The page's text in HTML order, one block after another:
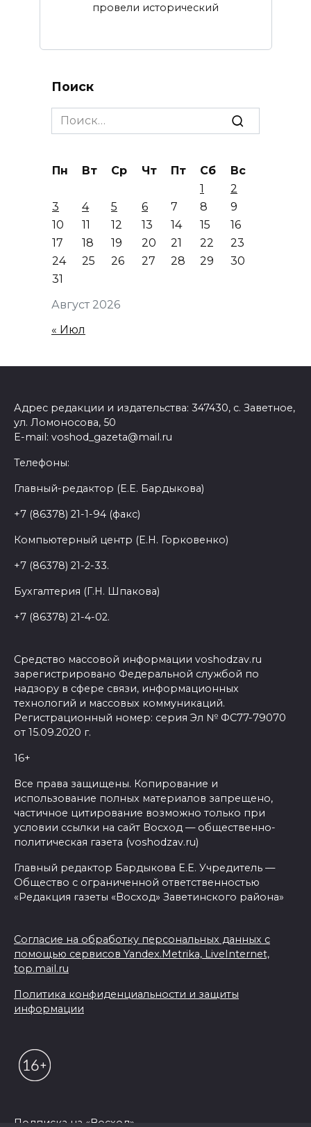
провели исторический
Поиск
Search
for:
Август 2026
Пн Вт Ср Чт Пт Сб
Вс
1
2
3
4 5 6 7 8
9
10
11 12 13 14 15
16
17
18 19 20 21 22
23
24
25 26 27 28 29
30
31
« Июл
Адрес редакции и издательства: 347430, с. Заветное,
ул. Ломоносова, 50
E-mail: voshod_gazeta@mail.ru
Телефоны:
Главный-редактор (Е.Е. Бардыкова)
+7 (86378) 21-1-94 (факс)
Компьютерный центр (Е.Н. Горковенко)
+7 (86378) 21-2-33.
Бухгалтерия (Г.Н. Шпакова)
+7 (86378) 21-4-02.
Средство массовой информации voshodzav.ru
зарегистрировано Федеральной службой по
надзору в сфере связи, информационных
технологий и массовых коммуникаций.
Регистрационный номер: серия Эл № ФС77-79070
от 15.09.2020 г.
16+
Все права защищены. Копирование и
использование полных материалов запрещено,
частичное цитирование возможно только при
условии ссылки на сайт Восход — общественно-
политическая газета (voshodzav.ru)
Главный редактор Бардыкова Е.Е. Учредитель —
Общество с ограниченной ответственностью
«Редакция газеты «Восход» Заветинского района»
Согласие на обработку персональных данных с
помощью сервисов Yandex.Metrika, LiveInternet,
top.mail.ru
Политика конфиденциальности и защиты
информации
Подписка на «Восход»